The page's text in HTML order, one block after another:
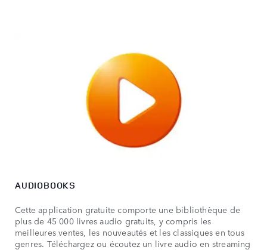
AUDIOBOOKS
Cette application gratuite comporte une bibliothèque de
plus de 45 000 livres audio gratuits, y compris les
meilleures ventes, les nouveautés et les classiques en tous
genres. Téléchargez ou écoutez un livre audio en streaming